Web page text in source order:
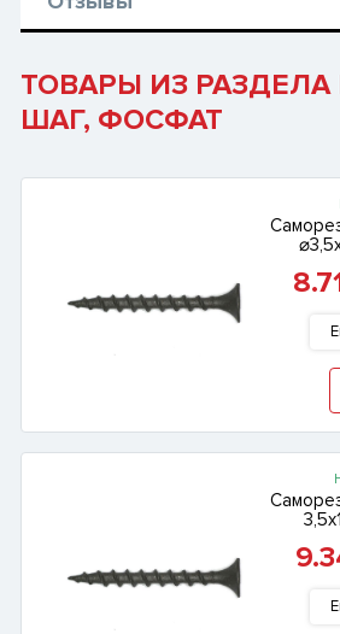
ТОВАРЫ ИЗ
ШАГ, ФОСФАТ